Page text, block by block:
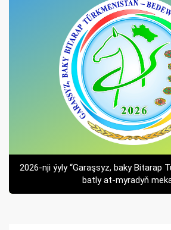
2026-nji ýyly “Garaşsyz, baky Bitarap
batly at-myradyň